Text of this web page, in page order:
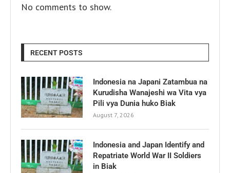
No comments to show.
RECENT POSTS
Indonesia na Japani Zatambua na
Kurudisha Wanajeshi wa Vita vya
Pili vya Dunia huko Biak
August 7, 2026
Indonesia and Japan Identify and
Repatriate World War II Soldiers
in Biak